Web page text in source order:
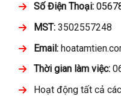
Số Điện Thoại:
MST:3502557248
Email:
Thời gian làm việc:
Hoạt động tất cả